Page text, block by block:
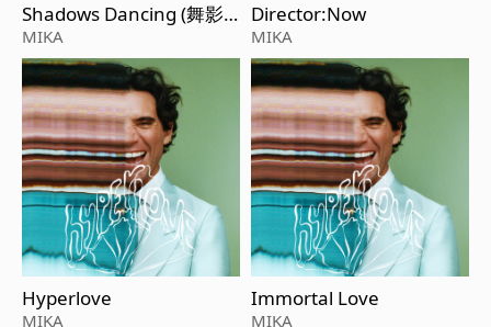
Shadows Dancing (舞影
隨行)（《年少有爲》電視
劇片尾曲/插曲）
MIKA
Director:Now
MIKA
Hyperlove
MIKA
Immortal Love
MIKA